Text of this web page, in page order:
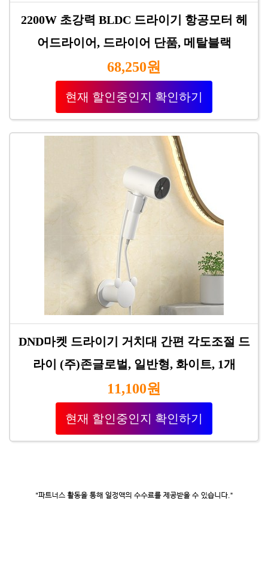
2200W 초강력 BLDC 드라이기 항공모터 헤
어드라이어, 드라이어 단품, 메탈블랙
68,250원
현재 할인중인지 확인하기
DND마켓 드라이기 거치대 간편 각도조절 드
라이 (주)존글로벌, 일반형, 화이트, 1개
11,100원
현재 할인중인지 확인하기